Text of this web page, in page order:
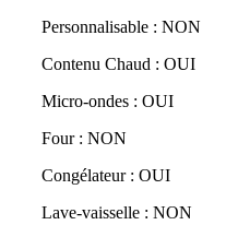
Personnalisable : NON
Contenu Chaud : OUI
Micro-ondes : OUI
Four : NON
Congélateur : OUI
Lave-vaisselle : NON